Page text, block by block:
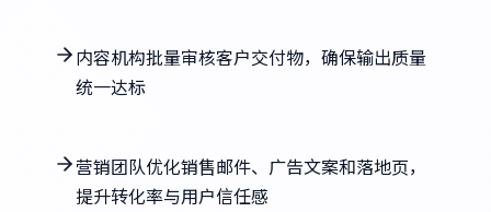
内容机构批量审核客户交付物，确保输出质量
统一达标
营销团队优化销售邮件、广告文案和落地页，
提升转化率与用户信任感